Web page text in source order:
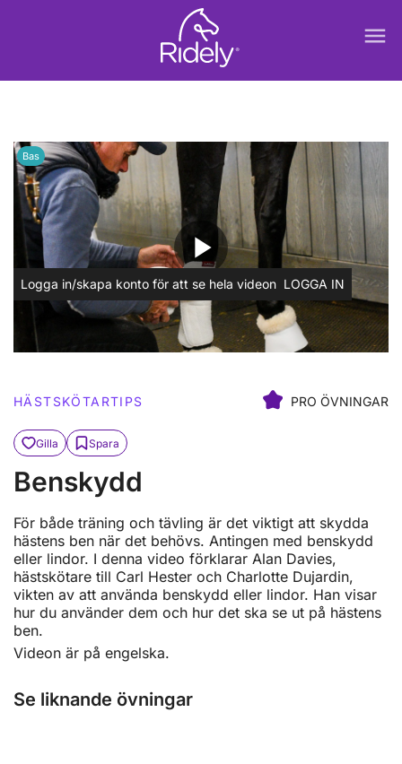
menu
play_arrow
Bas
Logga in/skapa konto för att se hela videon LOGGA IN
HÄSTSKÖTARTIPS PRO ÖVNINGAR
Gilla Spara
Benskydd
För både träning och tävling är det viktigt att skydda
hästens ben när det behövs. Antingen med benskydd
eller lindor. I denna video förklarar Alan Davies,
hästskötare till Carl Hester och Charlotte Dujardin,
vikten av att använda benskydd eller lindor. Han visar
hur du använder dem och hur det ska se ut på hästens
ben.
Videon är på engelska.
Se liknande övningar